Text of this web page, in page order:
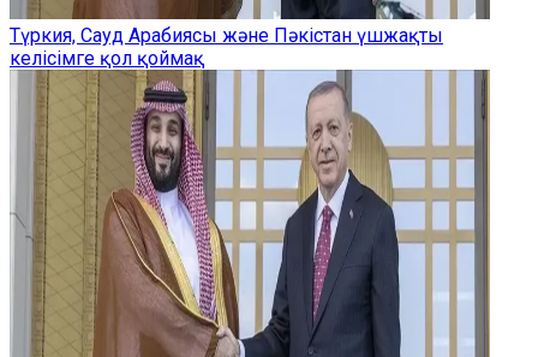
Түркия, Сауд Арабиясы және Пәкістан үшжақты
келісімге қол қоймақ